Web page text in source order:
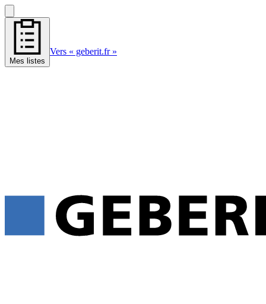
Mes listes
Vers « geberit.fr »